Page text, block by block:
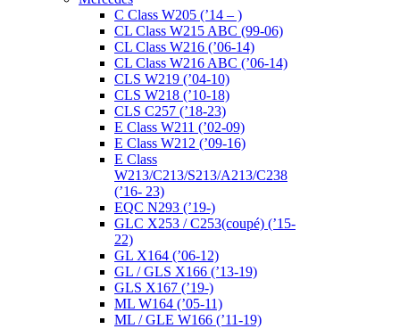
C Class W205 (’14 – )
CL Class W215 ABC (99-06)
CL Class W216 (’06-14)
CL Class W216 ABC (’06-14)
CLS W219 (’04-10)
CLS W218 (’10-18)
CLS C257 (’18-23)
E Class W211 (’02-09)
E Class W212 (’09-16)
E Class
W213/C213/S213/A213/C238
(’16- 23)
EQC N293 (’19-)
GLC X253 / C253(coupé) (’15-
22)
GL X164 (’06-12)
GL / GLS X166 (’13-19)
GLS X167 (’19-)
ML W164 (’05-11)
ML / GLE W166 (’11-19)